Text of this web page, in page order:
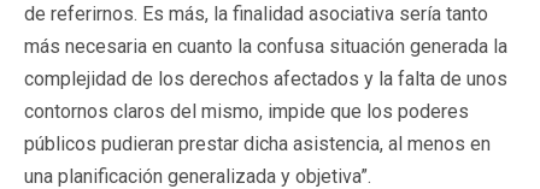
de referirnos. Es más, la finalidad asociativa sería tanto
más necesaria en cuanto la confusa situación generada la
complejidad de los derechos afectados y la falta de unos
contornos claros del mismo, impide que los poderes
públicos pudieran prestar dicha asistencia, al menos en
una planificación generalizada y objetiva”.